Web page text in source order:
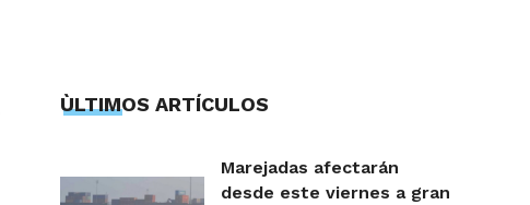
ÙLTIMOS ARTÍCULOS
Marejadas afectarán
desde este viernes a gran